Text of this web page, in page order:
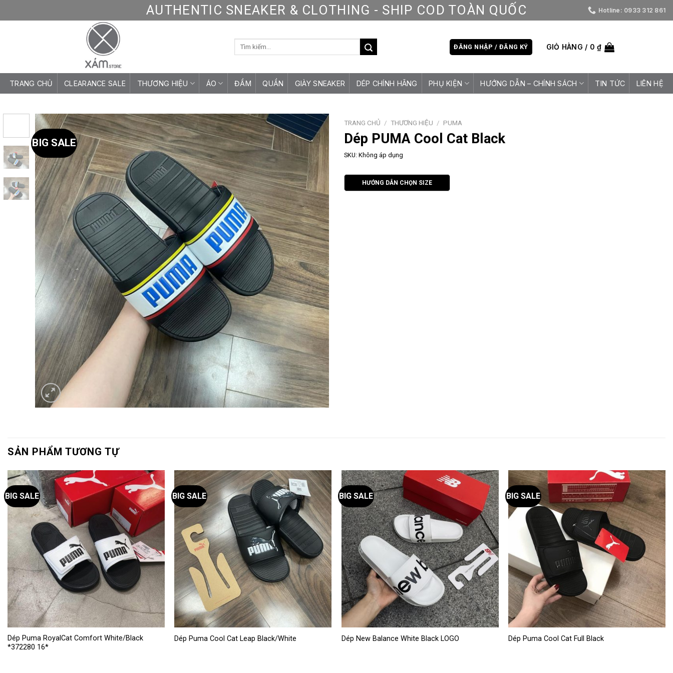
to
AUTHENTIC SNEAKER & CLOTHING - SHIP COD TOÀN QUỐC Hotline: 0933 312 861
Tìm
ĐĂNG NHẬP / ĐĂNG KÝ GIỎ HÀNG / 0₫
TRANG CHỦ CLEARANCE SALE THƯƠNG HIỆU ÁO ĐẦM QUẦN GIÀY SNEAKER DÉP CHÍNH HÃNG PHỤ KIỆN HƯỚNG DẪN – CHÍNH SÁCH TIN TỨC LIÊN HỆ
BIG SALE
TRANG CHỦ / THƯƠNG HIỆU / PUMA
Dép PUMA Cool Cat Black
SKU: Không áp dụng
HƯỚNG DẪN CHỌN SIZE
SẢN PHẨM TƯƠNG TỰ
BIG SALE
Dép Puma RoyalCat Comfort White/Black
*372280 16*
Sản
phẩm
BIG SALE
Dép Puma Cool Cat Leap Black/White
Sản
BIG SALE
Dép New Balance White Black LOGO
Sản
BIG SALE
Dép Puma Cool Cat Full Black
Sản